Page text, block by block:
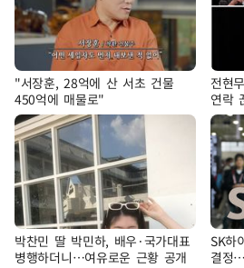
"서장훈, 28억에 산 서초 건물
450억에 매물로"
전현
연락
박찬민 딸 박민하, 배우·국가대표
병행하더니…여유로운 근황 공개
SK하
결정